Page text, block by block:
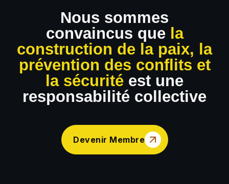
Nous sommes
convaincus que la
construction de la paix, la
prévention des conflits et
la sécurité est une
responsabilité collective
Devenir Membre